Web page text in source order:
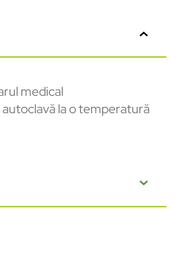
medical
autoclavă la o temperatură